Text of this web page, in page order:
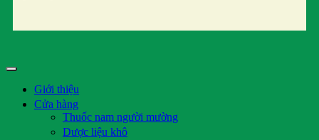
Giới thiệu
Cửa hàng
Thuốc nam người mường
Dược liệu khô